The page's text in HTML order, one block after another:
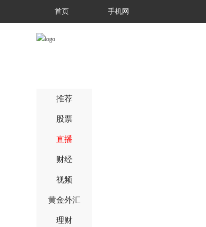
首页 手机网
推荐
股票
直播
财经
视频
黄金外汇
理财